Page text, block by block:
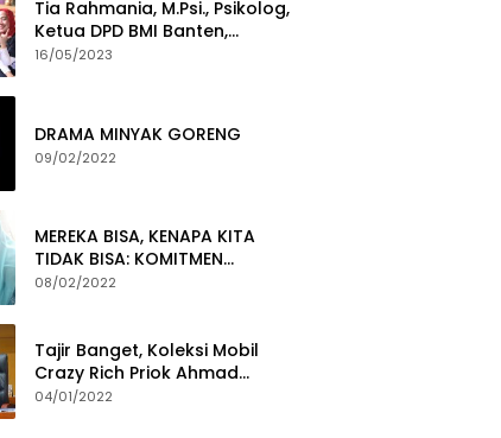
Tia Rahmania, M.Psi., Psikolog,
Ketua DPD BMI Banten,
membawa Program Layanan
16/05/2023
DRAMA MINYAK GORENG
09/02/2022
MEREKA BISA, KENAPA KITA
TIDAK BISA: KOMITMEN
PEMBERANTASAN KORUPSI
08/02/2022
Tajir Banget, Koleksi Mobil
Crazy Rich Priok Ahmad
Sahroni Bikin Ngiler
04/01/2022